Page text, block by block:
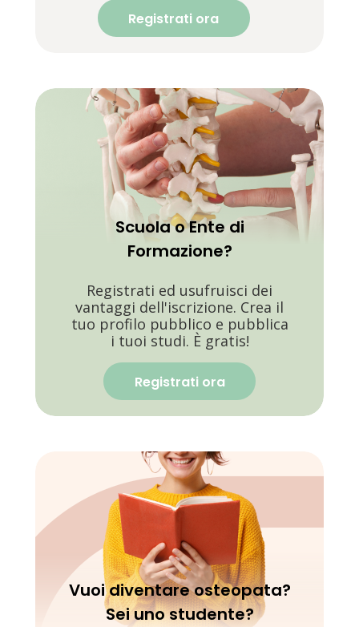
Registrati ora
Scuola o Ente di
Formazione?
Registrati ed usufruisci dei
vantaggi dell'iscrizione. Crea il
tuo profilo pubblico e pubblica
i tuoi studi. È gratis!
Registrati ora
Vuoi diventare osteopata?
Sei uno studente?